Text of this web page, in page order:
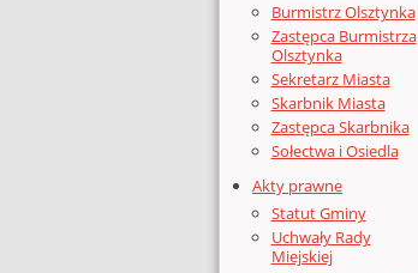
Burmistrz Olsztynka
Zastępca Burmistrza
Olsztynka
Sekretarz Miasta
Skarbnik Miasta
Zastępca Skarbnika
Sołectwa i Osiedla
Akty prawne
Statut Gminy
Uchwały Rady
Miejskiej